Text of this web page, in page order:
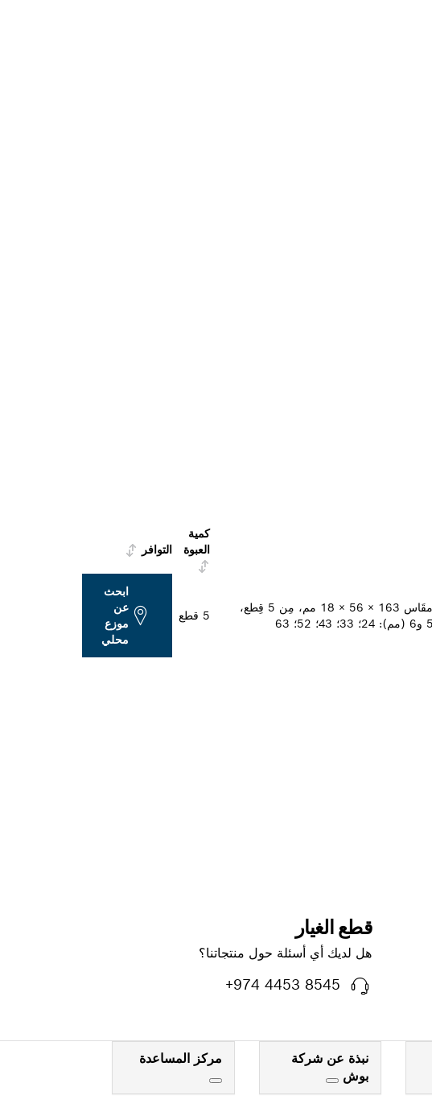
كمية
العبوة
التوافر
طقم رؤوس الثقب PRO Hex بعمود سداسي للخشب: مقَاس 163 × 56 × 18 مم، مِن 5 قِطع،
5 قطع
ابحث
عن
موزع
محلي
قطع الغيار
هل لديك أي أسئلة حول منتجاتنا؟
+974 4453 8545
نبذة عن شركة
بوش
مركز المساعدة